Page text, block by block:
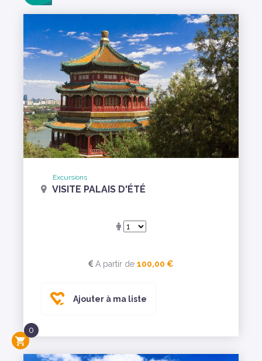
Excursions
VISITE PALAIS D'ÉTÉ
A partir de 100,00 €
Ajouter à ma liste

0